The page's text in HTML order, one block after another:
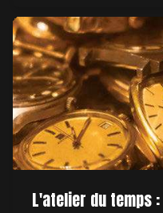
L'atelier du temps